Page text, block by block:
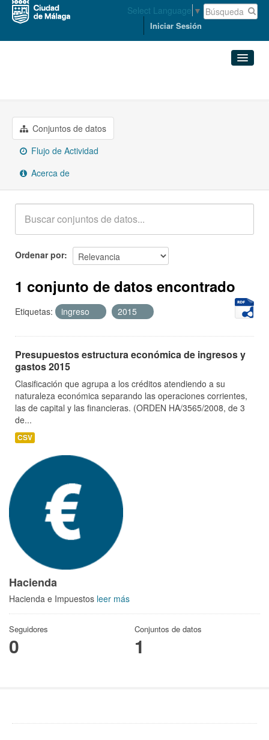
Select Language ▼
Iniciar Sesión
Organizaciones
Grupos
Acerca de
Conjuntos de datos
Flujo de Actividad
Acerca de
Ordenar por
1 conjunto de datos encontrado
Etiquetas: ingreso 2015
Presupuestos estructura económica de ingresos y
gastos 2015
Clasificación que agrupa a los créditos atendiendo a su
naturaleza económica separando las operaciones corrientes,
las de capital y las financieras. (ORDEN HA/3565/2008, de 3
de...
CSV
Hacienda
Hacienda e Impuestos leer más
Seguidores
0
Conjuntos de datos
1